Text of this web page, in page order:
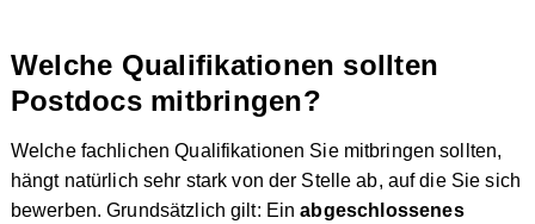
Welche Qualifikationen sollten
Postdocs mitbringen?
Welche fachlichen Qualifikationen Sie mitbringen sollten,
hängt natürlich sehr stark von der Stelle ab, auf die Sie sich
bewerben. Grundsätzlich gilt: Einabgeschlossenes